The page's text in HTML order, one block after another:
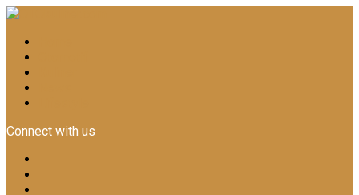
Connect with us